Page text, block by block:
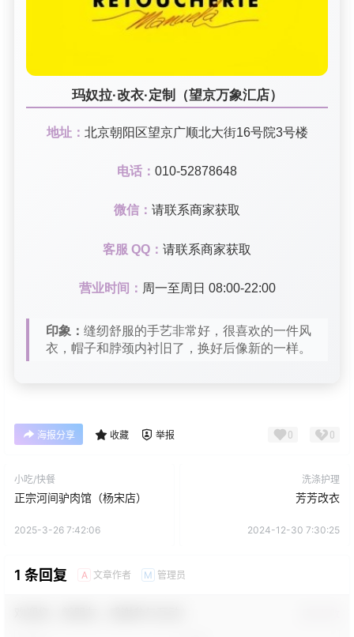
玛奴拉·改衣·定制（望京万象汇店）
地址： 北京朝阳区望京广顺北大街16号院3号楼
电话： 010-52878648
微信： 请联系商家获取
客服 QQ： 请联系商家获取
营业时间： 周一至周日 08:00-22:00
印象： 缝纫舒服的手艺非常好，很喜欢的一件风
衣，帽子和脖颈内衬旧了，换好后像新的一样。
海报分享 收藏 举报 0 0
小吃/快餐
正宗河间驴肉馆（杨宋店）
2025-3-26 7:42:06
洗涤护理
芳芳改衣
2024-12-30 7:30:25
1 条回复 A 文章作者 M 管理员